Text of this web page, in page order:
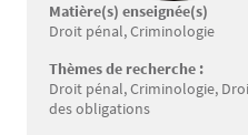
Matière(s) enseignée(s)
Droit pénal, Criminologie
Thèmes de recherche :
Droit pénal, Criminologie,
des obligations